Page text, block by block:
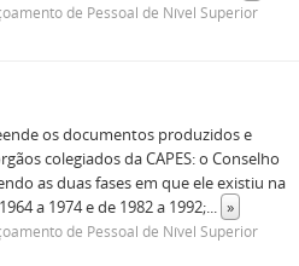
de Pessoal de Nível Superior
os documentos produzidos e
colegiados da CAPES: o Conselho
as duas fases em que ele existiu na
a 1974 e de 1982 a 1992;... »
de Pessoal de Nível Superior